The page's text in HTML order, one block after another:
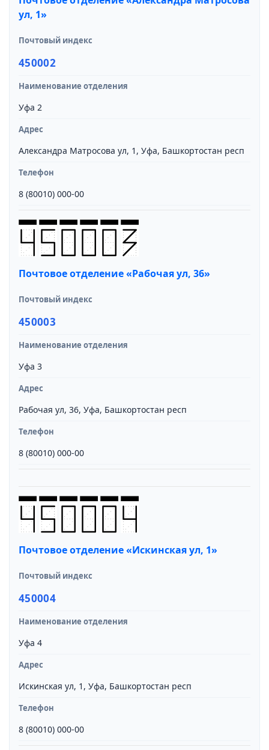
ул, 1»
Почтовый индекс
450002
Наименование отделения
Уфа 2
Адрес
Александра Матросова ул, 1, Уфа, Башкортостан респ
Телефон
8 (80010) 000-00
Почтовое отделение «Рабочая ул, 36»
Почтовый индекс
450003
Наименование отделения
Уфа 3
Адрес
Рабочая ул, 36, Уфа, Башкортостан респ
Телефон
8 (80010) 000-00
Почтовое отделение «Искинская ул, 1»
Почтовый индекс
450004
Наименование отделения
Уфа 4
Адрес
Искинская ул, 1, Уфа, Башкортостан респ
Телефон
8 (80010) 000-00